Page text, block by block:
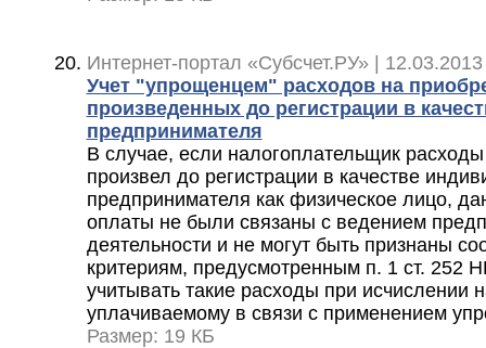
Интернет-портал «Субсчет.РУ» |
Учет "упрощенцем" расходов на
произведенных до регистрации в
предпринимателя
В случае, если налогоплательщик
произвел до регистрации в качестве
предпринимателя как физическое лицо,
оплаты не были связаны с ведением
деятельности и не могут быть признаны
критериям, предусмотренным п. 1 ст. 252
учитывать такие расходы при исчислении
уплачиваемому в связи с применением
Размер: 19 КБ